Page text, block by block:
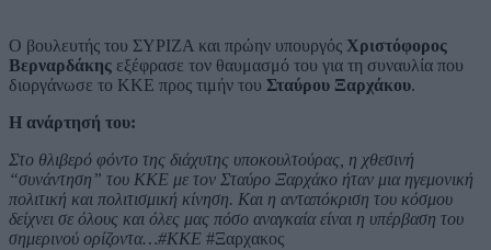
Ο βουλευτής του ΣΥΡΙΖΑ και πρώην υπουργός Χριστόφορος
Βερναρδάκης εξέφρασε τον θαυμασμό του για τη συναυλία που
διοργάνωσε το ΚΚΕ προς τιμήν του Σταύρου Ξαρχάκου.
Η ανάρτησή του:
Στο θλιβερό φόντο της διάχυτης υποκουλτούρας, η χθεσινή
“συνάντηση” του ΚΚΕ με τον Σταύρο Ξαρχάκο ήταν μια ηγεμονική
πολιτική και πολιτισμική κίνηση. Και η ανταπόκριση του κόσμου
δείχνει σε όλους και όλες μας πόσο αναγκαία είναι η υπέρβαση του
σημερινού ορίζοντα…#ΚΚΕ #Ξαρχακος